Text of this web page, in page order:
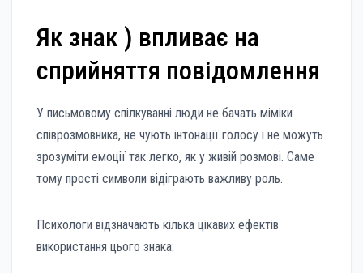
Як знак ) впливає на
сприйняття повідомлення
У письмовому спілкуванні люди не бачать міміки
співрозмовника, не чують інтонації голосу і не можуть
зрозуміти емоції так легко, як у живій розмові. Саме
тому прості символи відіграють важливу роль.
Психологи відзначають кілька цікавих ефектів
використання цього знака: